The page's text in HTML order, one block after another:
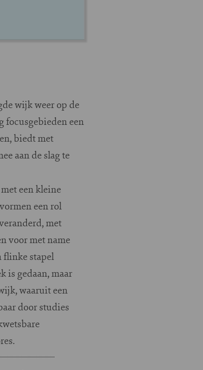
wijk weer op de
focusgebieden een
biedt met
aan de slag te
een kleine
een rol
met
voor met name
flinke stapel
is gedaan, maar
waaruit een
door studies